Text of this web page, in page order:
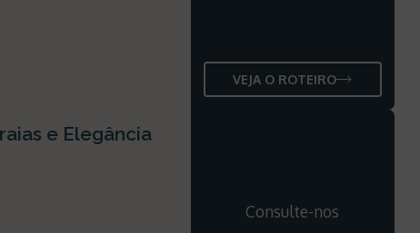
VEJA O ROTEIRO
e Elegância
Consulte-nos